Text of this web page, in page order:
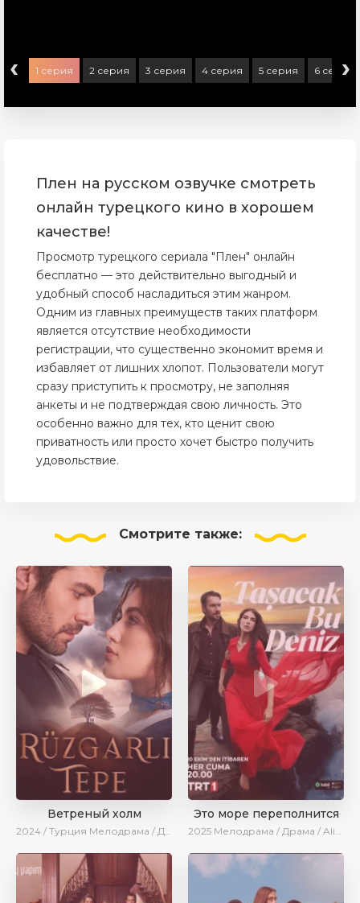
‹ 1 серия 2 серия 3 серия 4 серия 5 серия 6 серия
›
Плен на русском озвучке смотреть
онлайн турецкого кино в хорошем
качестве!
Просмотр турецкого сериала "Плен" онлайн
бесплатно — это действительно выгодный и
удобный способ насладиться этим жанром.
Одним из главных преимуществ таких платформ
является отсутствие необходимости
регистрации, что существенно экономит время и
избавляет от лишних хлопот. Пользователи могут
сразу приступить к просмотру, не заполняя
анкеты и не подтверждая свою личность. Это
особенно важно для тех, кто ценит свою
приватность или просто хочет быстро получить
удовольствие.
Смотрите также:
Ветреный холм
2024 / Турция Мелодрама / Драма / Сериалы 2024
Это море переполнится
2025 Мелодрама / Драма / AlisaDirilis / Новинки / Сериалы 2025